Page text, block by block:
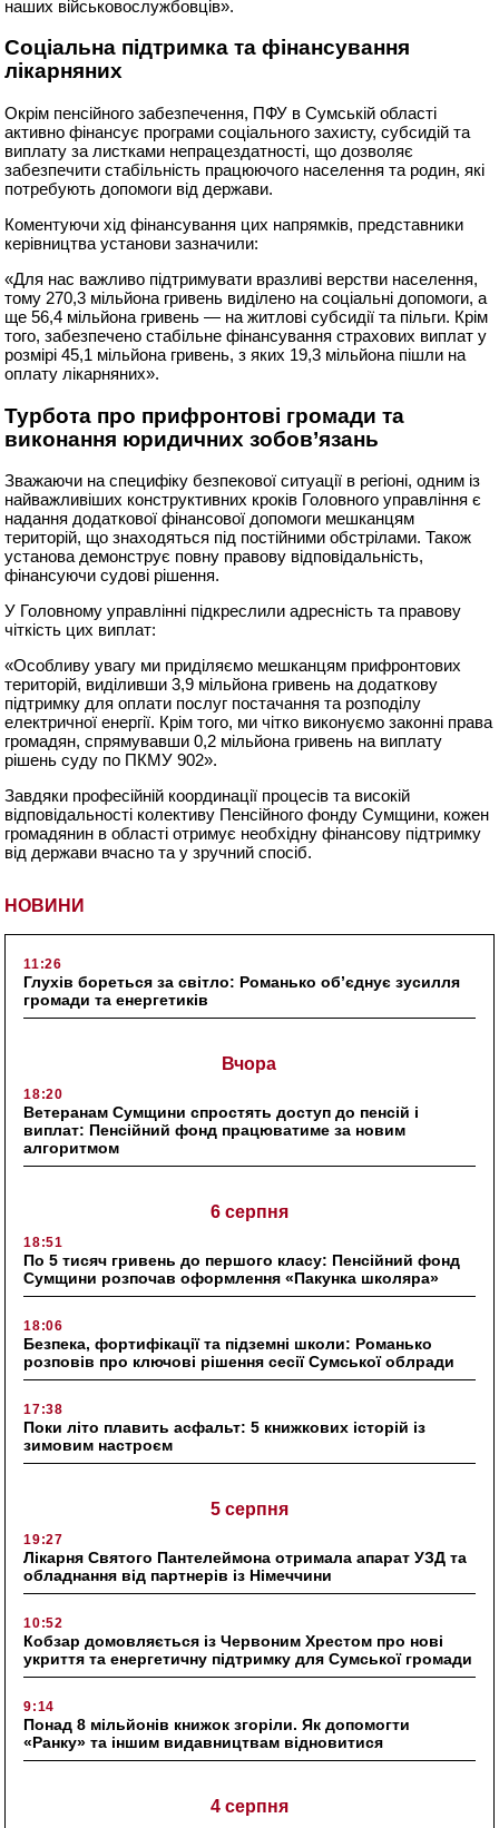
НОВИНИ
11:26
Глухів бореться за світло: Романько об’єднує зусилля
громади та енергетиків
Вчора
18:20
Ветеранам Сумщини спростять доступ до пенсій і
виплат: Пенсійний фонд працюватиме за новим
алгоритмом
6 серпня
18:51
По 5 тисяч гривень до першого класу: Пенсійний фонд
Сумщини розпочав оформлення «Пакунка школяра»
18:06
Безпека, фортифікації та підземні школи: Романько
розповів про ключові рішення сесії Сумської облради
17:38
Поки літо плавить асфальт: 5 книжкових історій із
зимовим настроєм
5 серпня
19:27
Лікарня Святого Пантелеймона отримала апарат УЗД та
обладнання від партнерів із Німеччини
10:52
Кобзар домовляється із Червоним Хрестом про нові
укриття та енергетичну підтримку для Сумської громади
9:14
Понад 8 мільйонів книжок згоріли. Як допомогти
«Ранку» та іншим видавництвам відновитися
4 серпня
наших військовослужбовців».
Соціальна підтримка та фінансування
лікарняних
Окрім пенсійного забезпечення, ПФУ в Сумській області
активно фінансує програми соціального захисту, субсидій та
виплату за листками непрацездатності, що дозволяє
забезпечити стабільність працюючого населення та родин, які
потребують допомоги від держави.
Коментуючи хід фінансування цих напрямків, представники
керівництва установи зазначили:
«Для нас важливо підтримувати вразливі верстви населення,
тому 270,3 мільйона гривень виділено на соціальні допомоги, а
ще 56,4 мільйона гривень — на житлові субсидії та пільги. Крім
того, забезпечено стабільне фінансування страхових виплат у
розмірі 45,1 мільйона гривень, з яких 19,3 мільйона пішли на
оплату лікарняних».
Турбота про прифронтові громади та
виконання юридичних зобов’язань
Зважаючи на специфіку безпекової ситуації в регіоні, одним із
найважливіших конструктивних кроків Головного управління є
надання додаткової фінансової допомоги мешканцям
територій, що знаходяться під постійними обстрілами. Також
установа демонструє повну правову відповідальність,
фінансуючи судові рішення.
У Головному управлінні підкреслили адресність та правову
чіткість цих виплат:
«Особливу увагу ми приділяємо мешканцям прифронтових
територій, виділивши 3,9 мільйона гривень на додаткову
підтримку для оплати послуг постачання та розподілу
електричної енергії. Крім того, ми чітко виконуємо законні права
громадян, спрямувавши 0,2 мільйона гривень на виплату
рішень суду по ПКМУ 902».
Завдяки професійній координації процесів та високій
відповідальності колективу Пенсійного фонду Сумщини, кожен
громадянин в області отримує необхідну фінансову підтримку
від держави вчасно та у зручний спосіб.